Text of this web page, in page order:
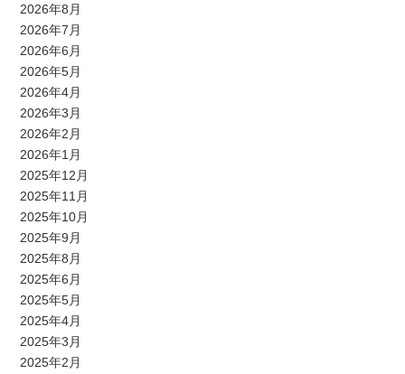
2026年8月
2026年7月
2026年6月
2026年5月
2026年4月
2026年3月
2026年2月
2026年1月
2025年12月
2025年11月
2025年10月
2025年9月
2025年8月
2025年6月
2025年5月
2025年4月
2025年3月
2025年2月